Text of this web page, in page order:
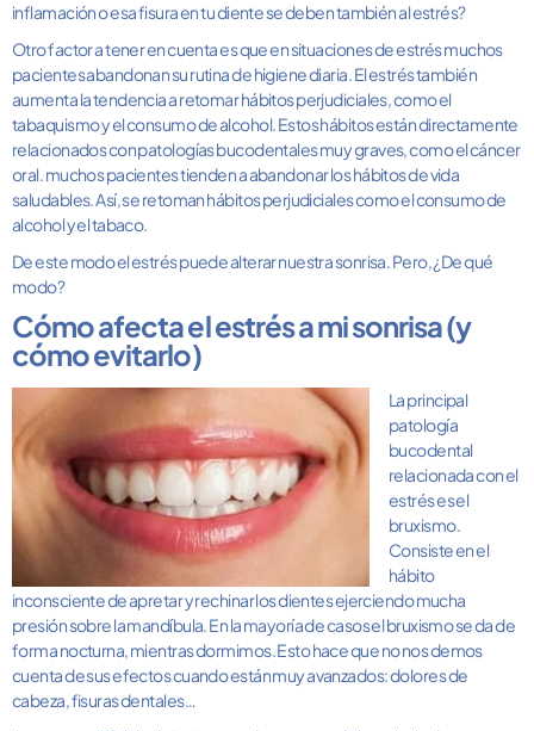
inflamación o esa fisura en tu diente se deben también al estrés?
Otro factor a tener en cuenta es que en situaciones de estrés muchos
pacientes abandonan su rutina de higiene diaria. El estrés también
aumenta la tendencia a retomar hábitos perjudiciales, como el
tabaquismo y el consumo de alcohol. Estos hábitos están directamente
relacionados con patologías bucodentales muy graves, como el cáncer
oral. muchos pacientes tienden a abandonar los hábitos de vida
saludables. Así, se retoman hábitos perjudiciales como el consumo de
alcohol y el tabaco.
De este modo el estrés puede alterar nuestra sonrisa. Pero, ¿De qué
modo?
Cómo afecta el estrés a mi sonrisa (y
cómo evitarlo)
La principal
patología
bucodental
relacionada con el
estrés es el
bruxismo.
Consiste en el
hábito
inconsciente de apretar y rechinar los dientes ejerciendo mucha
presión sobre la mandíbula. En la mayoría de casos el bruxismo se da de
forma nocturna, mientras dormimos. Esto hace que no nos demos
cuenta de sus efectos cuando están muy avanzados: dolores de
cabeza, fisuras dentales…